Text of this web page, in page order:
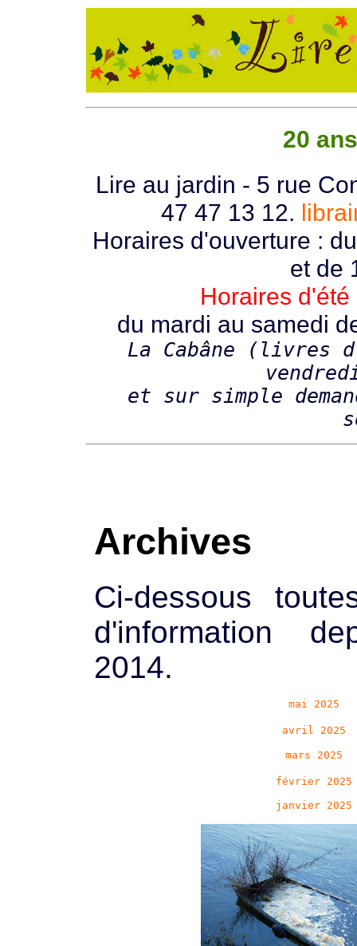
20
Lire au jardin - 5 rue
47 47 13 12.
Horaires d'ouverture :
et de
Horaires
du mardi au samedi
La Cabâne (livres
et sur simple
Archives
Ci-dessous
d'information
2014.
mai 2025
avril 2025
mars 2025
février 2025
janvier 2025